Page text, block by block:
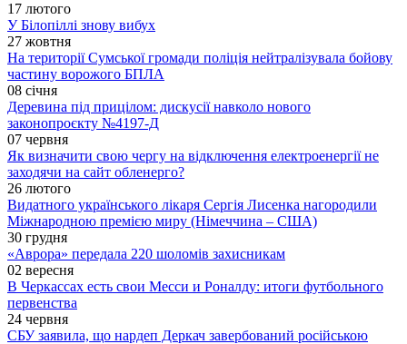
17 лютого
У Білопіллі знову вибух
27 жовтня
На території Сумської громади поліція нейтралізувала бойову
частину ворожого БПЛА
08 січня
Деревина під прицілом: дискусії навколо нового
законопроєкту №4197-Д
07 червня
Як визначити свою чергу на відключення електроенергії не
заходячи на сайт обленерго?
26 лютого
Видатного українського лікаря Сергія Лисенка нагородили
Міжнародною премією миру (Німеччина – США)
30 грудня
«Аврора» передала 220 шоломів захисникам
02 вересня
В Черкассах есть свои Месси и Роналду: итоги футбольного
первенства
24 червня
СБУ заявила, що нардеп Деркач завербований російською